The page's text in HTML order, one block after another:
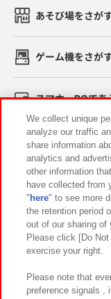
あそび場をさが
ゲーム機をさが
スマホ・PCであ
イベント・キャ
関連会社
プライバシーポリシ
お取引先さ
カスタマーハラスメン
We collect unique
analyze our traffic
share information
analytics and
other information
have collected from
" here" to see more
the retention period
out of our sharing of
Please click [Do
exercise your right.
Please note that
preference signals ,